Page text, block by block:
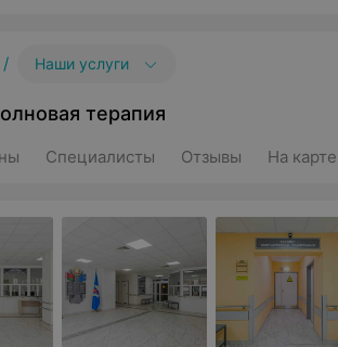
/ Наши услуги
терапия
Специалисты Отзывы На карте